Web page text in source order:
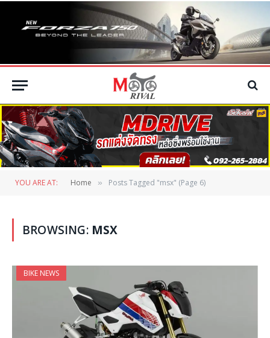
YOU ARE AT: Home » Posts Tagged "msx" (Page 6)
BROWSING: MSX
BIKE NEWS